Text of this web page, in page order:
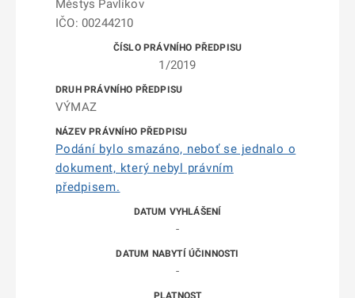
Městys Pavlíkov
IČO: 00244210
1/2019
VÝMAZ
Podání bylo smazáno, neboť se jednalo o
dokument, který nebyl právním
předpisem.
-
-